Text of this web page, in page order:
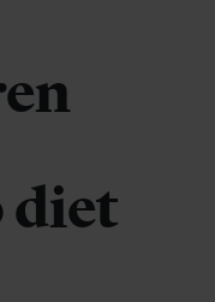
diet